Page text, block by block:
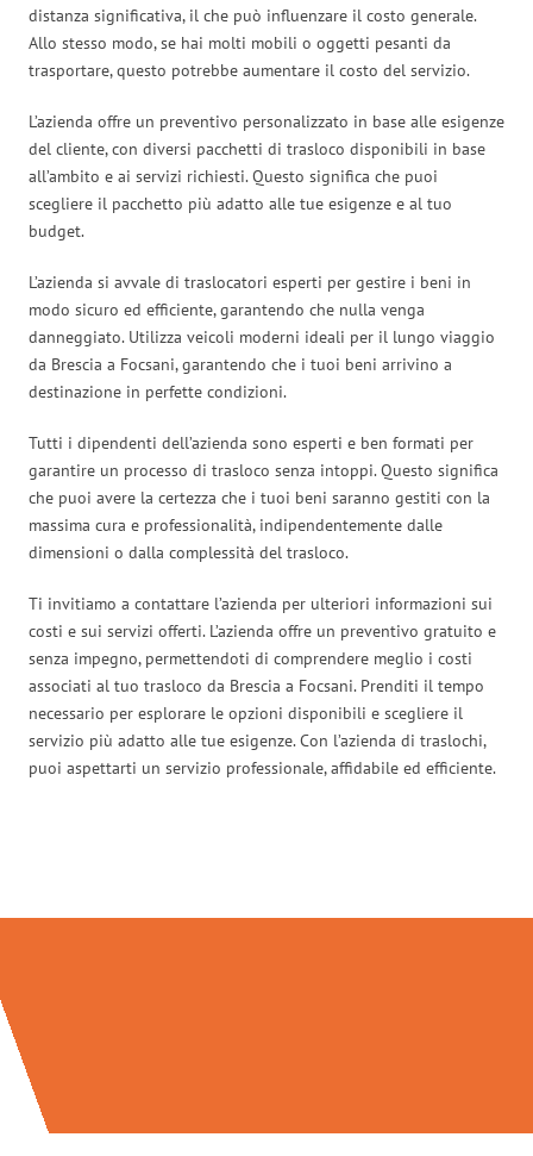
distanza significativa, il che può influenzare il costo generale.
Allo stesso modo, se hai molti mobili o oggetti pesanti da
trasportare, questo potrebbe aumentare il costo del servizio.
L’azienda offre un preventivo personalizzato in base alle esigenze
del cliente, con diversi pacchetti di trasloco disponibili in base
all’ambito e ai servizi richiesti. Questo significa che puoi
scegliere il pacchetto più adatto alle tue esigenze e al tuo
budget.
L’azienda si avvale di traslocatori esperti per gestire i beni in
modo sicuro ed efficiente, garantendo che nulla venga
danneggiato. Utilizza veicoli moderni ideali per il lungo viaggio
da Brescia a Focsani, garantendo che i tuoi beni arrivino a
destinazione in perfette condizioni.
Tutti i dipendenti dell’azienda sono esperti e ben formati per
garantire un processo di trasloco senza intoppi. Questo significa
che puoi avere la certezza che i tuoi beni saranno gestiti con la
massima cura e professionalità, indipendentemente dalle
dimensioni o dalla complessità del trasloco.
Ti invitiamo a contattare l’azienda per ulteriori informazioni sui
costi e sui servizi offerti. L’azienda offre un preventivo gratuito e
senza impegno, permettendoti di comprendere meglio i costi
associati al tuo trasloco da Brescia a Focsani. Prenditi il tempo
necessario per esplorare le opzioni disponibili e scegliere il
servizio più adatto alle tue esigenze. Con l’azienda di traslochi,
puoi aspettarti un servizio professionale, affidabile ed efficiente.